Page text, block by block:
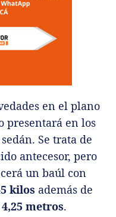
en el plano
presentará en los
Se trata de
antecesor, pero
un baúl con
kilos además de
4,25 metros.